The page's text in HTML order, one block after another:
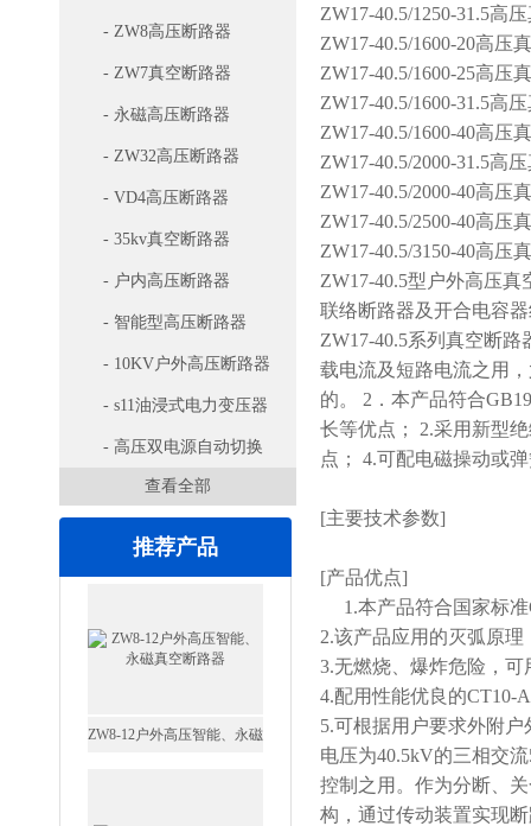
- ZW8高压断路器
- ZW7真空断路器
- 永磁高压断路器
- ZW32高压断路器
- VD4高压断路器
- 35kv真空断路器
- 户内高压断路器
- 智能型高压断路器
- 10KV户外高压断路器
- s11油浸式电力变压器
- 高压双电源自动切换
查看全部
推荐产品
GW4-40.5高压隔离开关
ZW17-40.5/1250-31.5高
ZW17-40.5/1600-20高压
ZW17-40.5/1600-25高压
ZW17-40.5/1600-31.5高
ZW17-40.5/1600-40高压
ZW17-40.5/2000-31.5高
ZW17-40.5/2000-40高压
ZW17-40.5/2500-40高压
ZW17-40.5/3150-40高压
ZW17-40.5型户外高压
联络断路器及开合电容
ZW17-40.5系列真空断
载电流及短路电流之用
的。 2．本产品符合
长等优点； 2.采用新型
点； 4.可配电磁操动或
[主要技术参数]
[产品优点]
1.本产品符合国家标准
2.该产品应用的灭弧原
3.无燃烧、爆炸危险，
4.配用性能优良的CT10-
5.可根据用户要求外附
电压为40.5kV的三相交流
控制之用。作为分断、
构，通过传动装置实现